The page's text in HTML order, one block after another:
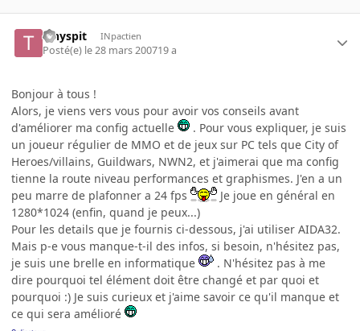
Tinyspit INpactien
Posté(e) le 28 mars 200719 a
Bonjour à tous !
Alors, je viens vers vous pour avoir vos conseils avant
d'améliorer ma config actuelle
. Pour vous expliquer, je suis
un joueur régulier de MMO et de jeux sur PC tels que City of
Heroes/villains, Guildwars, NWN2, et j'aimerai que ma config
tienne la route niveau performances et graphismes. J'en a un
peu marre de plafonner a 24 fps
Je joue en général en
1280*1024 (enfin, quand je peux...)
Pour les details que je fournis ci-dessous, j'ai utiliser AIDA32.
Mais p-e vous manque-t-il des infos, si besoin, n'hésitez pas,
je suis une brelle en informatique
. N'hésitez pas à me
dire pourquoi tel élément doit être changé et par quoi et
pourquoi :) Je suis curieux et j'aime savoir ce qu'il manque et
ce qui sera amélioré